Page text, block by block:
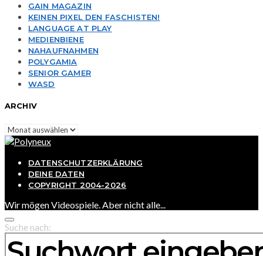
GAIN MAGAZIN
KEINEN PIXEL DEN FASCHISTEN!
LANGUAGE AT PLAY
MEDIENBIENE
NAHAUFNAHMEN
POLYGAMIA
SENIOR GAMER
WASD
ARCHIV
Archiv
DATENSCHUTZERKLÄRUNG
DEINE DATEN
COPYRIGHT 2004-2026
Wir mögen Videospiele. Aber nicht alle...
Suche nach: